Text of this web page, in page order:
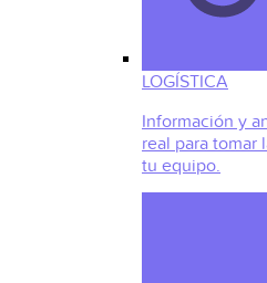
LOGÍSTICA
Información y
real para tomar
tu equipo.